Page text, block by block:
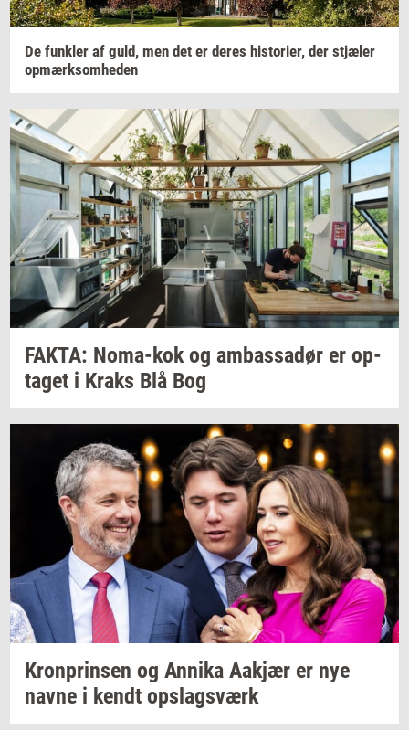
De funk­ler af guld, men det er deres hi­sto­ri­er, der stjæ­ler
op­mærk­som­he­den
FAKTA: Noma-​kokog am­bas­sa­dør er op­
ta­get i Kraks Blå Bog
Kron­prin­sen og An­ni­ka Aakjær er nye
navne i kendt op­slags­værk